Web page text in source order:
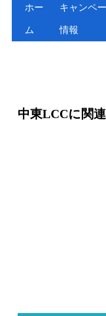
ホー
ム
キャンペ
情報
中東LCCに関